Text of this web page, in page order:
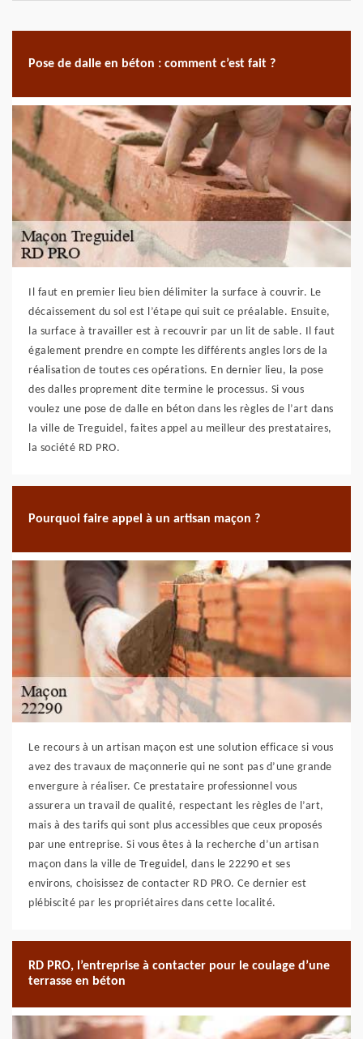
Pose de dalle en béton : comment c’est fait ?
Il faut en premier lieu bien délimiter la surface à couvrir. Le
décaissement du sol est l’étape qui suit ce préalable. Ensuite,
la surface à travailler est à recouvrir par un lit de sable. Il faut
également prendre en compte les différents angles lors de la
réalisation de toutes ces opérations. En dernier lieu, la pose
des dalles proprement dite termine le processus. Si vous
voulez une pose de dalle en béton dans les règles de l’art dans
la ville de Treguidel, faites appel au meilleur des prestataires,
la société RD PRO.
Pourquoi faire appel à un artisan maçon ?
Le recours à un artisan maçon est une solution efficace si vous
avez des travaux de maçonnerie qui ne sont pas d’une grande
envergure à réaliser. Ce prestataire professionnel vous
assurera un travail de qualité, respectant les règles de l’art,
mais à des tarifs qui sont plus accessibles que ceux proposés
par une entreprise. Si vous êtes à la recherche d’un artisan
maçon dans la ville de Treguidel, dans le 22290 et ses
environs, choisissez de contacter RD PRO. Ce dernier est
plébiscité par les propriétaires dans cette localité.
RD PRO, l’entreprise à contacter pour le coulage d’une
terrasse en béton